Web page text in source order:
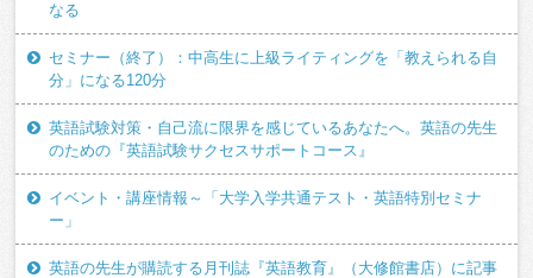
なる
セミナー（終了）：中高生に上級ライティングを「教えられる自
分」になる120分
英語試験対策・自己流に限界を感じているあなたへ。英語の先生
のための『英語試験サクセスサポートコース』
イベント・講座情報～「大学入学共通テスト・英語特別セミナ
ー」
英語の先生が購読する月刊誌『英語教育』（大修館書店）に記事